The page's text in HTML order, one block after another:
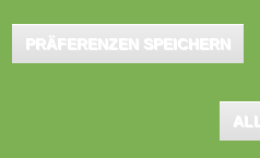
Course Planner wurde
erleichtert. Auch das Coaching
PRÄFERENZEN SPEICHERN